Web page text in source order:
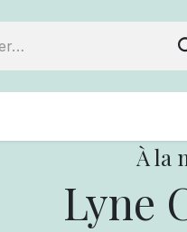
À la
Lyne